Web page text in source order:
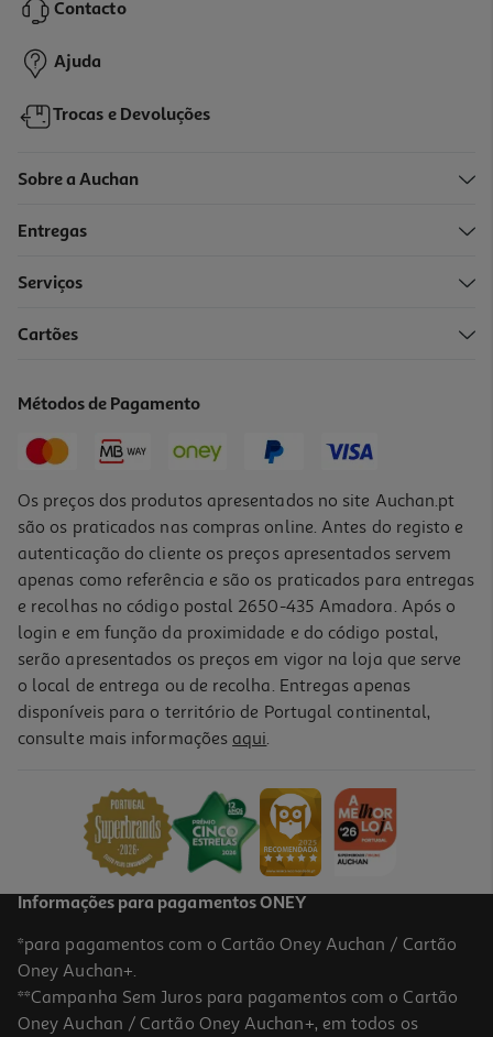
29,99 €
Figura Funko Ex Box-Hello Kitty 2pk Cinn -
29,99 €
Contacto
Ajuda
Trocas e Devoluções
Sobre a Auchan
Entregas
Serviços
Cartões
Métodos de Pagamento
Os preços dos produtos apresentados no site Auchan.pt
são os praticados nas compras online. Antes do registo e
autenticação do cliente os preços apresentados servem
apenas como referência e são os praticados para entregas
e recolhas no código postal 2650-435 Amadora. Após o
login e em função da proximidade e do código postal,
serão apresentados os preços em vigor na loja que serve
o local de entrega ou de recolha. Entregas apenas
disponíveis para o território de Portugal continental,
consulte mais informações aqui.
Informações para pagamentos ONEY
*para pagamentos com o Cartão Oney Auchan / Cartão
Oney Auchan+.
**Campanha Sem Juros para pagamentos com o Cartão
Oney Auchan / Cartão Oney Auchan+, em todos os